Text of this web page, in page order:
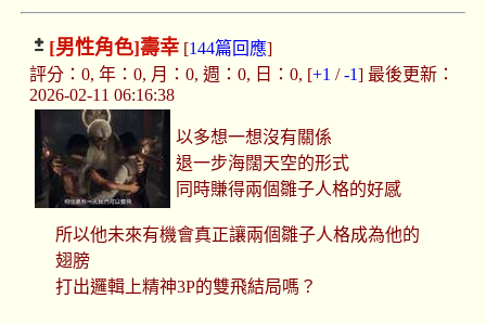
[男性角色]壽幸[144篇回應]
評分：0, 年：0, 月：0, 週：0, 日：0, [+1 /-1] 最後更新：
2026-02-11 06:16:38
以多想一想沒有關係
退一步海闊天空的形式
同時賺得兩個雛子人格的好感
所以他未來有機會真正讓兩個雛子人格成為他的
翅膀
打出邏輯上精神3P的雙飛結局嗎？